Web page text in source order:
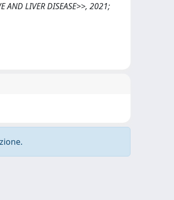
LIVER DISEASE>>, 2021;